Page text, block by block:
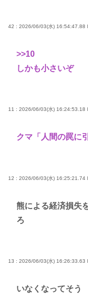
42 : 2026/06/03(水) 16:54:47.88
>>10
しかも小さいぞ
11 : 2026/06/03(水) 16:24:53.18
クマ「人間の罠に
12 : 2026/06/03(水) 16:25:21.74
熊による経済損失
ろ
13 : 2026/06/03(水) 16:26:33.63
いなくなってそう